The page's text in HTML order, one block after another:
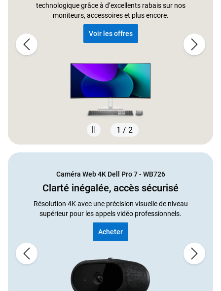
technologique grâce à d’excellents rabais sur nos
moniteurs, accessoires et plus encore.
Voir les offres
Showing page 1 of 2
1 / 2
Caméra Web 4K Dell Pro 7 - WB726
Clarté inégalée, accès sécurisé
Résolution 4K avec une précision visuelle de niveau
supérieur pour les appels vidéo professionnels.
Acheter